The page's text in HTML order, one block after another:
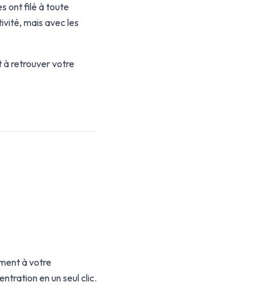
ont filé à toute
mais avec les
à retrouver votre
à votre
en un seul clic.